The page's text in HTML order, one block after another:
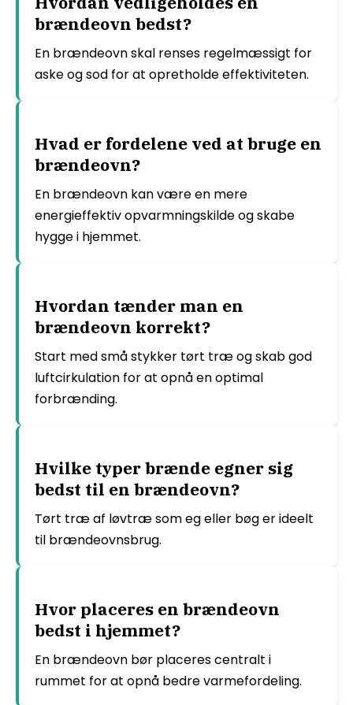
brændeovn bedst?
En brændeovn skal renses regelmæssigt for
aske og sod for at opretholde effektiviteten.
Hvad er fordelene ved at bruge en
brændeovn?
En brændeovn kan være en mere
energieffektiv opvarmningskilde og skabe
hygge i hjemmet.
Hvordan tænder man en
brændeovn korrekt?
Start med små stykker tørt træ og skab god
luftcirkulation for at opnå en optimal
forbrænding.
Hvilke typer brænde egner sig
bedst til en brændeovn?
Tørt træ af løvtræ som eg eller bøg er ideelt
til brændeovnsbrug.
Hvor placeres en brændeovn
bedst i hjemmet?
En brændeovn bør placeres centralt i
rummet for at opnå bedre varmefordeling.